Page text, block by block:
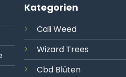
Kategorien
CaliWeed
Wizard Trees
Cbd Blüten